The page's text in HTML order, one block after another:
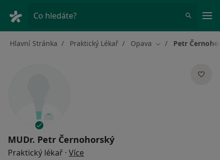
Co hledáte?
Hlavní Stránka Praktický Lékař Opava Změna města
Petr
MUDr. Petr Černohorský
Praktický lékař · Více